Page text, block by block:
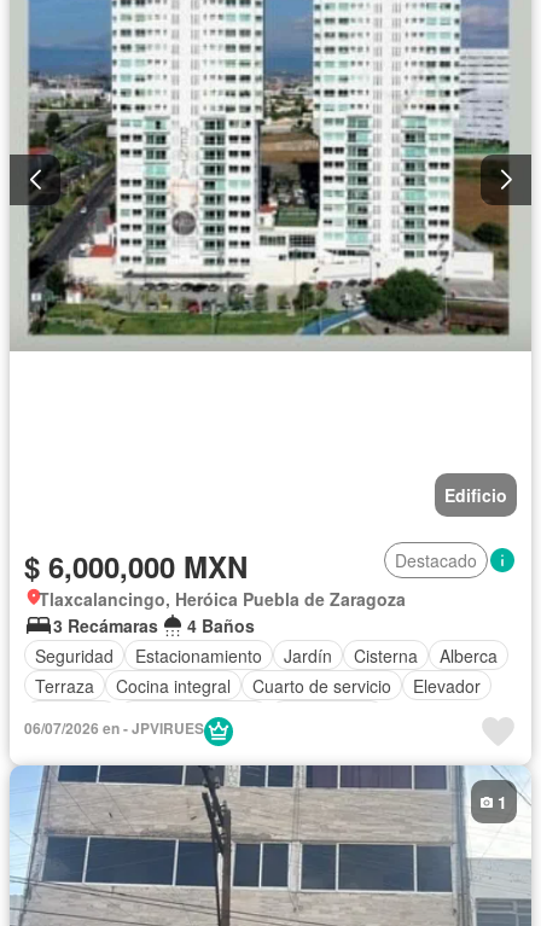
Edificio
$ 6,000,000 MXN
Destacado
Tlaxcalancingo, Heróica Puebla de Zaragoza
3 Recámaras
4 Baños
Seguridad
Estacionamiento Jardín Cisterna
Alberca
Terraza
Cocina integral Cuarto de servicio
Elevador
Cocina equipada
Internet
Circuito cerrado de televisión
Jacuzzi
Cuarto de Limpieza
Gas natural
Televisión por cable
Vista panorámica
Recámara con closet
Caseta de vigilancia
06/07/2026 en - JPVIRUES
1